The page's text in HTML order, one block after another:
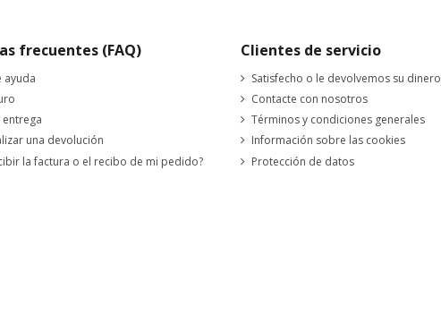
frecuentes (FAQ)
ayuda
entrega
una devolución
la factura o el recibo de mi pedido?
Clientes de servicio
Satisfecho o le devolvemos su dinero
Contacte con nosotros
Términos y condiciones generales
Información sobre las cookies
Protección de datos